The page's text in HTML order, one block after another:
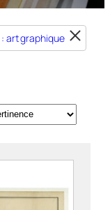
: art graphique